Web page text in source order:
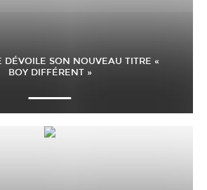
DÉVOILE SON NOUVEAU TITRE «
BOY DIFFÉRENT »